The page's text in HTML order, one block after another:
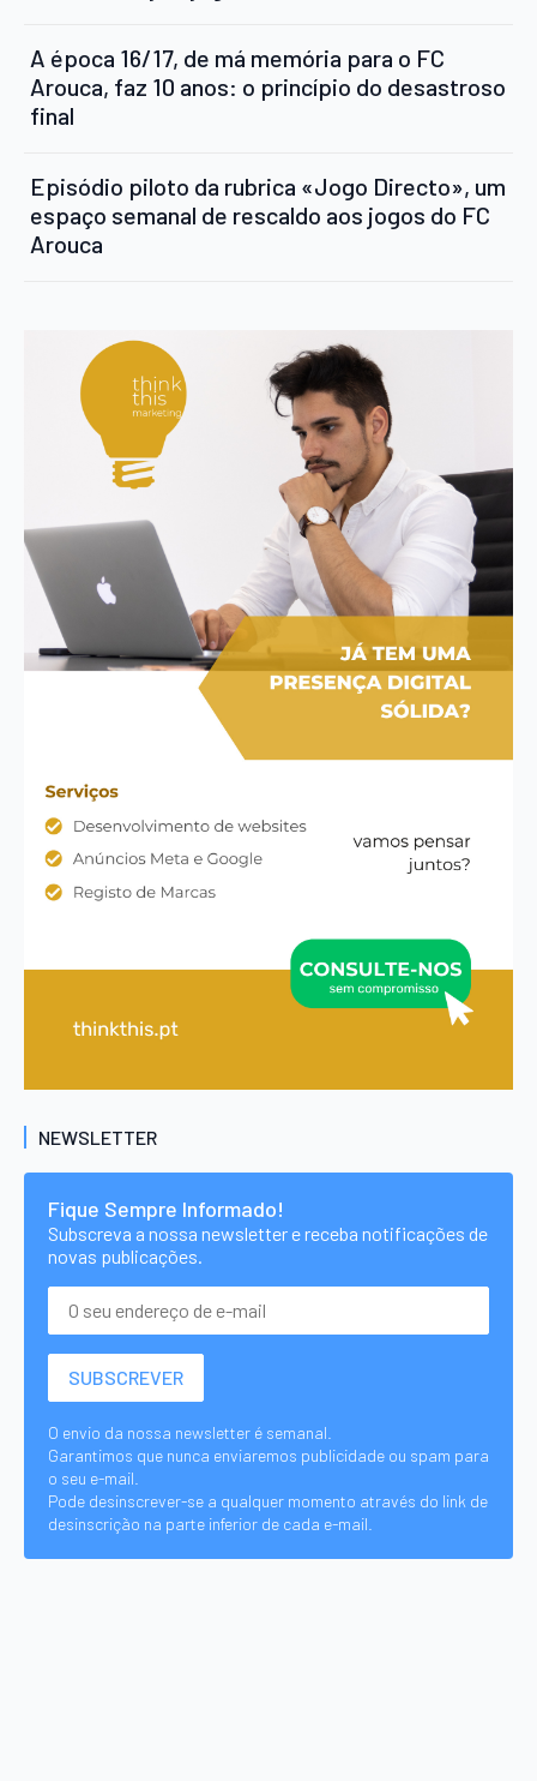
A época 16/17, de má memória para o FC
Arouca, faz 10 anos: o princípio do desastroso
final
Episódio piloto da rubrica «Jogo Directo», um
espaço semanal de rescaldo aos jogos do FC
Arouca
NEWSLETTER
Fique Sempre Informado!
Subscreva a nossa newsletter e receba notificações de
novas publicações.
O envio da nossa newsletter é semanal.
Garantimos que nunca enviaremos publicidade ou spam para
o seu e-mail.
Pode desinscrever-se a qualquer momento através do link de
desinscrição na parte inferior de cada e-mail.